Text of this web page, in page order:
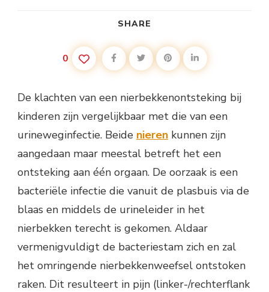
SHARE
0
De klachten van een nierbekkenontsteking bij
kinderen zijn vergelijkbaar met die van een
urineweginfectie. Beide nieren kunnen zijn
aangedaan maar meestal betreft het een
ontsteking aan één orgaan. De oorzaak is een
bacteriële infectie die vanuit de plasbuis via de
blaas en middels de urineleider in het
nierbekken terecht is gekomen. Aldaar
vermenigvuldigt de bacteriestam zich en zal
het omringende nierbekkenweefsel ontstoken
raken. Dit resulteert in pijn (linker-/rechterflank